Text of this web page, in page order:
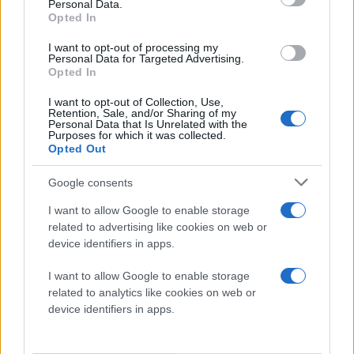
Personal Data.
Opted In
I want to opt-out of processing my
Personal Data for Targeted Advertising.
Opted In
I want to opt-out of Collection, Use,
Retention, Sale, and/or Sharing of my
Personal Data that Is Unrelated with the
Purposes for which it was collected.
Opted Out
Google consents
I want to allow Google to enable storage
related to advertising like cookies on web or
device identifiers in apps.
I want to allow Google to enable storage
related to analytics like cookies on web or
device identifiers in apps.
του ΕΣΠΑ – Πώς
επενδύσεις ύψους 280
εκατ. ευρώ και τι ισχύει
για τις ενστάσεις των
Αυτοδιοίκηση
Περιφέρεια Κεντρικής
Οικονομία
επιχειρήσεις
Ζάκυνθος: Ιδιωτική
εταιρεία μπαίνει στην